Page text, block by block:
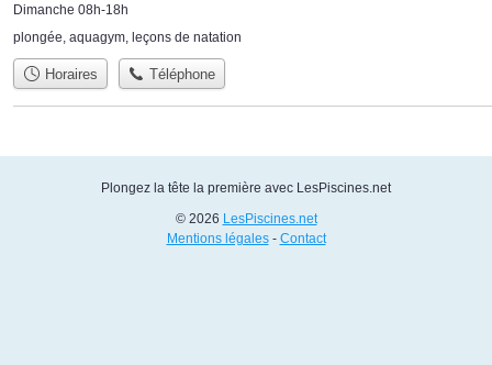
Dimanche 08h-18h
plongée aquagym leçons de natation
Horaires Téléphone
Plongez la tête la première avec LesPiscines.net
© 2026 LesPiscines.net
Mentions légales- Contact